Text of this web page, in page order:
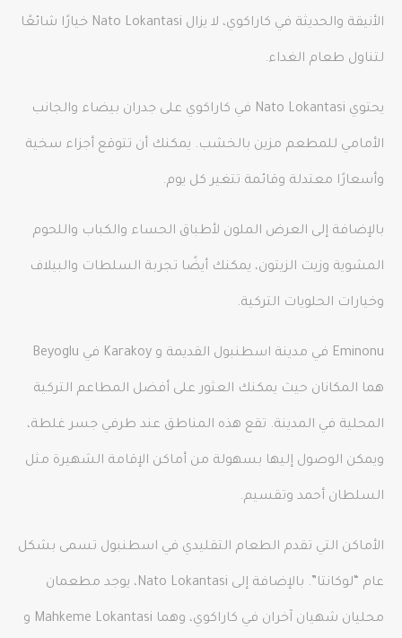
الأنيقة والحديثة في كاراكوي، لا يزال Nato Lokantasi خيارًا شائعًا
لتناول طعام الغداء.
يحتوي Nato Lokantasi في كاراكوي على جدران بيضاء والجانب
الأمامي للمطعم مزين بالخشب. يمكنك أن تتوقع أجزاء سخية
وأسعارًا معتدلة وقائمة تتغير كل يوم.
بالإضافة إلى العرض الملون لأطباق الحساء والكباب واللحوم
المشوية وزيت الزيتون، يمكنك أيضًا تجربة السلطات والبيلاف
وخيارات الحلويات التركية.
Eminonu في مدينة اسطنبول القديمة و Karakoy في Beyoglu
هما المكانان حيث يمكنك العثور على أفضل المطاعم التركية
المحلية في المدينة. تقع هذه المناطق عند طرفي جسر غلطة،
ويمكن الوصول إليها بسهولة من أماكن الإقامة الشهيرة مثل
السلطان أحمد وتقسيم.
الأماكن التي تقدم الطعام التقليدي في اسطنبول تسمى بشكل
عام “لوكانتا”. بالإضافة إلى Nato Lokantasi، يوجد مطعمان
محليان شهيان آخران في كاراكوي، وهما Mahkeme Lokantasi و